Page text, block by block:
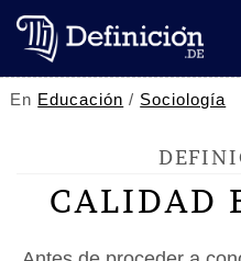
En Educación / Sociología
CALIDAD